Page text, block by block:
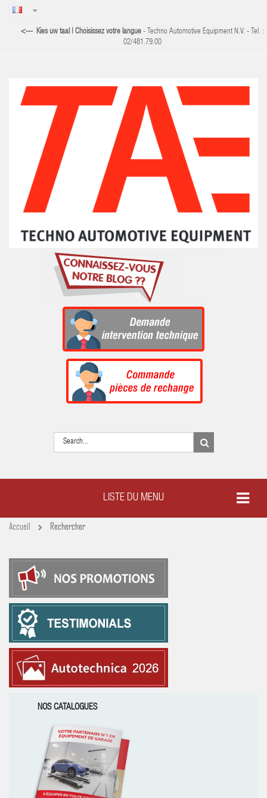
<--- Kies uw taal | Choisissez votre langue - Techno Automotive Equipment N.V. - Tel. :
02/481.79.00
LISTE DU MENU
Accueil Rechercher
NOS CATALOGUES